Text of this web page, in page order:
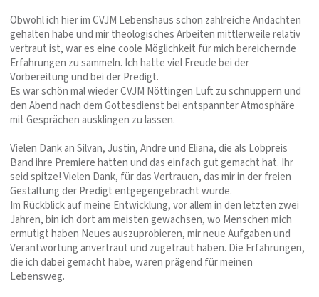
Obwohl ich hier im CVJM Lebenshaus schon zahlreiche Andachten
gehalten habe und mir theologisches Arbeiten mittlerweile relativ
vertraut ist, war es eine coole Möglichkeit für mich bereichernde
Erfahrungen zu sammeln. Ich hatte viel Freude bei der
Vorbereitung und bei der Predigt.
Es war schön mal wieder CVJM Nöttingen Luft zu schnuppern und
den Abend nach dem Gottesdienst bei entspannter Atmosphäre
mit Gesprächen ausklingen zu lassen.
Vielen Dank an Silvan, Justin, Andre und Eliana, die als Lobpreis
Band ihre Premiere hatten und das einfach gut gemacht hat. Ihr
seid spitze! Vielen Dank, für das Vertrauen, das mir in der freien
Gestaltung der Predigt entgegengebracht wurde.
Im Rückblick auf meine Entwicklung, vor allem in den letzten zwei
Jahren, bin ich dort am meisten gewachsen, wo Menschen mich
ermutigt haben Neues auszuprobieren, mir neue Aufgaben und
Verantwortung anvertraut und zugetraut haben. Die Erfahrungen,
die ich dabei gemacht habe, waren prägend für meinen
Lebensweg.